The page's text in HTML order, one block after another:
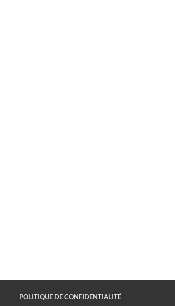
POLITIQUE DE CONFIDENTIALITÉ